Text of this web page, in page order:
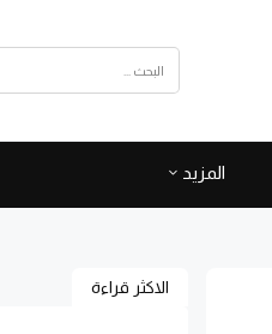
المزيد
الاكثر قراءة